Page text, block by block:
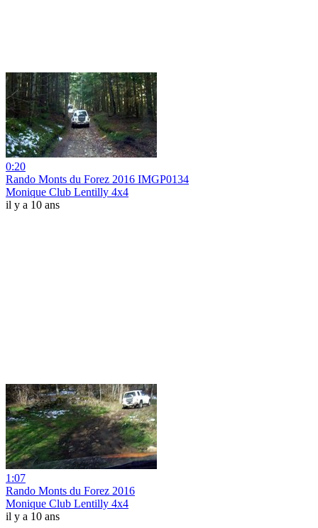
0:20
Rando Monts du Forez 2016 IMGP0134
Monique Club Lentilly 4x4
il y a 10 ans
1:07
Rando Monts du Forez 2016
Monique Club Lentilly 4x4
il y a 10 ans